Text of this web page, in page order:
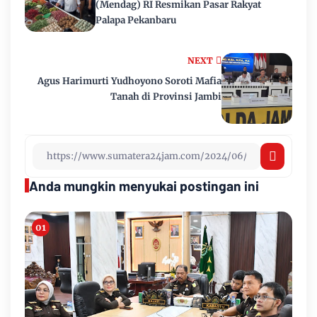
NEXT
Agus Harimurti Yudhoyono Soroti Mafia
Tanah di Provinsi Jambi
(Mendag) RI Resmikan Pasar Rakyat
Palapa Pekanbaru
Anda mungkin menyukai postingan ini